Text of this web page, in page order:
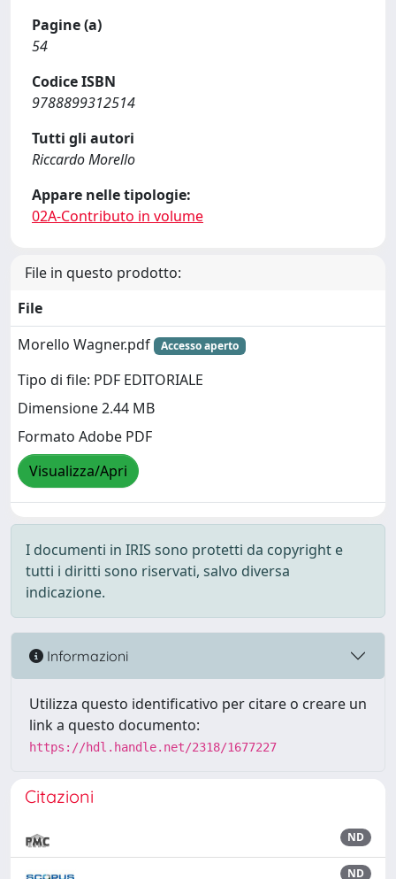
Pagine (a)
54
Codice ISBN
9788899312514
Tutti gli autori
Riccardo Morello
Appare nelle tipologie:
02A-Contributo in volume
File in questo prodotto:
File
Morello Wagner.pdf
Accesso aperto
Tipo di file: PDF EDITORIALE
Dimensione 2.44 MB
Formato Adobe PDF
Visualizza/Apri
I documenti in IRIS sono protetti da copyright e
tutti i diritti sono riservati, salvo diversa
indicazione.
Informazioni
Utilizza questo identificativo per citare o creare un
link a questo documento:
https://hdl.handle.net/2318/1677227
Citazioni
ND
ND